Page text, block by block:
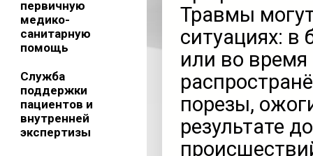
первичную
медико-
санитарную
помощь
Служба
поддержки
пациентов и
внутренней
экспертизы
Травмы
ситуациях: в
или во время
порезы,
результате